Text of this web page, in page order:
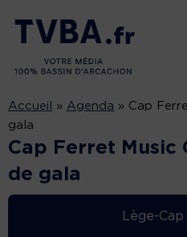
Accueil » Agenda » Cap
gala
Cap Ferret Music
de gala
Lège-